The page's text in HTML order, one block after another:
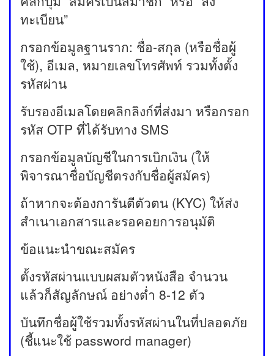
ทะเบียน”
กรอกข้อมูลฐานราก: ชื่อ-สกุล (หรือชื่อผู้
ใช้), อีเมล, หมายเลขโทรศัพท์ รวมทั้งตั้ง
รหัสผ่าน
รับรองอีเมลโดยคลิกลิงก์ที่ส่งมา หรือกรอก
รหัส OTP ที่ได้รับทาง SMS
กรอกข้อมูลบัญชีในการเบิกเงิน (ให้
พิจารณาชื่อบัญชีตรงกับชื่อผู้สมัคร)
ถ้าหากจะต้องการันตีตัวตน (KYC) ให้ส่ง
สำเนาเอกสารและรอคอยการอนุมัติ
ข้อแนะนำขณะสมัคร
ตั้งรหัสผ่านแบบผสมตัวหนังสือ จำนวน
แล้วก็สัญลักษณ์ อย่างต่ำ 8-12 ตัว
บันทึกชื่อผู้ใช้รวมทั้งรหัสผ่านในที่ปลอดภัย
(ชี้แนะใช้ password manager)